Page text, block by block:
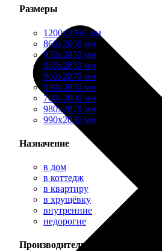
Размеры
1200х2050 мм
860х2050 мм
950х2050 мм
960х2050 мм
960х2070 мм
980х2050 мм
780х2000 мм
980х2070 мм
990х2080 мм
Назначение
в дом
в коттедж
в квартиру
в хрущёвку
внутренние
недорогие
Производитель